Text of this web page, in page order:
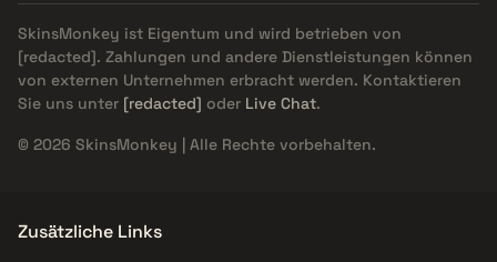
SkinsMonkey ist Eigentum und wird betrieben von
[redacted]. Zahlungen und andere Dienstleistungen können
von externen Unternehmen erbracht werden. Kontaktieren
Sie uns unter [redacted] oder Live Chat.
© 2026 SkinsMonkey | Alle Rechte vorbehalten.
Zusätzliche Links